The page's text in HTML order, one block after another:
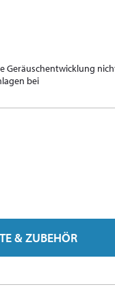
Geräuschentwicklung
bei
& ZUBEHÖR